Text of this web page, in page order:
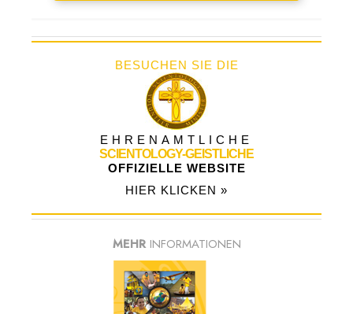
BESUCHEN SIE DIE
EHRENAMTLICHE
SCIENTOLOGY-GEISTLICHE
OFFIZIELLE WEBSITE
HIER KLICKEN »
MEHR INFORMATIONEN